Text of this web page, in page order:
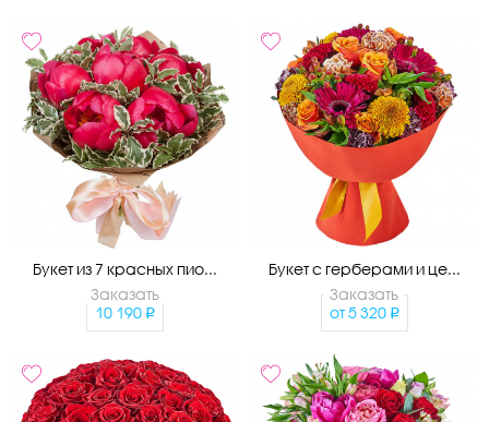
Букет из 7 красных пио...
Заказать
10 190
Букет с герберами и це...
Заказать
от 5 320